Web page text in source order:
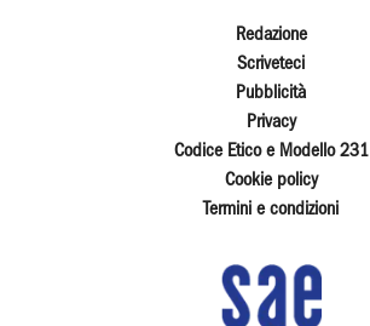
Redazione
Scriveteci
Pubblicità
Privacy
Codice Etico e Modello 231
Cookie policy
Termini e condizioni